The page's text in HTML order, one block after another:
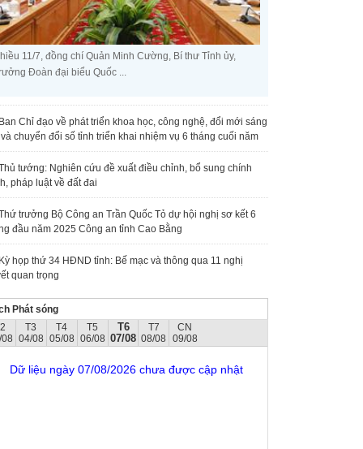
11/7, đồng chí Quản Minh Cường, Bí thư Tỉnh ủy,
Đoàn đại biểu Quốc ...
Chỉ đạo về phát triển khoa học, công nghệ, đổi mới sáng
chuyển đổi số tỉnh triển khai nhiệm vụ 6 tháng cuối năm
tướng: Nghiên cứu đề xuất điều chỉnh, bổ sung chính
pháp luật về đất đai
trưởng Bộ Công an Trần Quốc Tỏ dự hội nghị sơ kết 6
đầu năm 2025 Công an tỉnh Cao Bằng
họp thứ 34 HĐND tỉnh: Bế mạc và thông qua 11 nghị
quan trọng
Phát sóng
T3
04/08
T4
05/08
T5
06/08
T6
07/08
T7
08/08
CN
09/08
Dữ liệu ngày 07/08/2026 chưa được cập nhật